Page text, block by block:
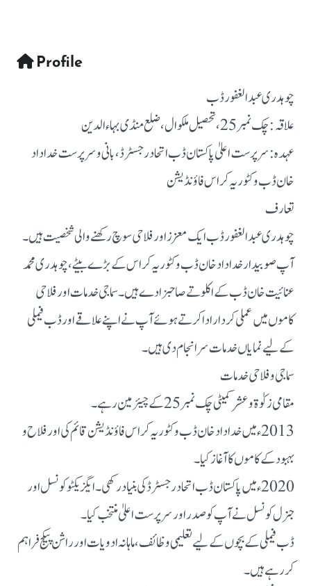
Profile
چوہدری عبدالغفور ڈب
علاقہ: چک نمبر 25، تحصیل ملکوال، ضلع منڈی بہاءالدین
عہدہ: سرپرست اعلیٰ پاکستان ڈب اتحاد رجسٹرڈ، بانی و سرپرست خداداد
خان ڈب وکٹوریہ کراس فاؤنڈیشن
تعارف
چوہدری عبدالغفور ڈب ایک معزز اور فلاحی سوچ رکھنے والی شخصیت ہیں۔
آپ صوبیدار خداداد خان ڈب وکٹوریہ کراس کے بڑے بیٹے، چوہدری محمد
عنائیت خان ڈب کے اکلوتے صاحبزادے ہیں۔ سماجی خدمات اور فلاحی
کاموں میں عملی کردار ادا کرتے ہوئے آپ نے اپنے علاقے اور ڈب فیملی
کے لیے نمایاں خدمات سرانجام دی ہیں۔
سماجی و فلاحی خدمات
مقامی زکوٰۃ و عشر کمیٹی چک نمبر 25 کے چیئرمین رہے۔
2013ء میں خداداد خان ڈب وکٹوریہ کراس فاؤنڈیشن قائم کی اور فلاح و
بہبود کے کاموں کا آغاز کیا۔
2020ء میں پاکستان ڈب اتحاد رجسٹرڈ کی بنیاد رکھی۔ ایگزیکٹو کونسل اور
جنرل کونسل نے آپ کو صدر اور سرپرست اعلیٰ منتخب کیا۔
ڈب فیملی کے بچوں کے لیے تعلیمی وظائف، ماہانہ ادویات اور راشن پیکج فراہم
کر رہے ہیں۔